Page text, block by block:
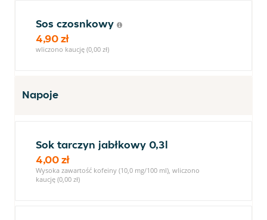
Sos czosnkowy
4,90 zł
wliczono kaucję (0,00 zł)
Napoje
Sok tarczyn jabłkowy 0,3l
4,00 zł
Wysoka zawartość kofeiny (10,0 mg/100 ml), wliczono
kaucję (0,00 zł)